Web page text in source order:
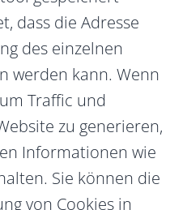
dass die Adresse
des einzelnen
werden kann. Wenn
Traffic und
zu generieren,
Informationen wie
Sie können die
von Cookies in